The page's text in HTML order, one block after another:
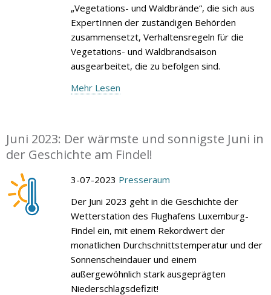
„Vegetations- und Waldbrände“, die sich aus
ExpertInnen der zuständigen Behörden
zusammensetzt, Verhaltensregeln für die
Vegetations- und Waldbrandsaison
ausgearbeitet, die zu befolgen sind.
Mehr Lesen
Juni 2023: Der wärmste und sonnigste Juni in
der Geschichte am Findel!
3-07-2023 Presseraum
Der Juni 2023 geht in die Geschichte der
Wetterstation des Flughafens Luxemburg-
Findel ein, mit einem Rekordwert der
monatlichen Durchschnittstemperatur und der
Sonnenscheindauer und einem
außergewöhnlich stark ausgeprägten
Niederschlagsdefizit!